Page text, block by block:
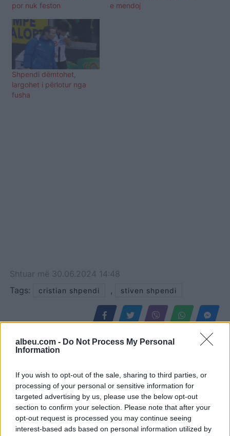
albeu.com - Do Not Process My Personal
Information
If you wish to opt-out of the sale, sharing to third parties, or
processing of your personal or sensitive information for
targeted advertising by us, please use the below opt-out
section to confirm your selection. Please note that after your
opt-out request is processed you may continue seeing
interest-based ads based on personal information utilized by
por nuk feston
e mendoj
Shpendi dëmtohet,
largohet i përlotur nga
fusha
Shtuar më 30.06.2024 14:48
Tags:
cristian shpendi , stiven shpendi